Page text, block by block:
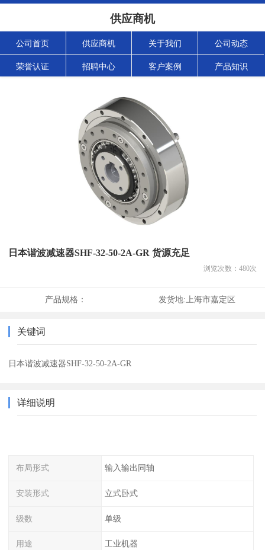
供应商机
公司首页 供应商机 关于我们 公司动态
荣誉认证 招聘中心 客户案例 产品知识
日本谐波减速器SHF-32-50-2A-GR 货源充足
浏览次数： 480次
产品规格： 发货地: 上海市嘉定区
关键词
日本谐波减速器SHF-32-50-2A-GR
详细说明
布局形式 输入输出同轴
安装形式 立式卧式
级数 单级
用途 工业机器